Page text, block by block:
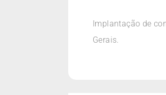
Implantação de
Gerais.